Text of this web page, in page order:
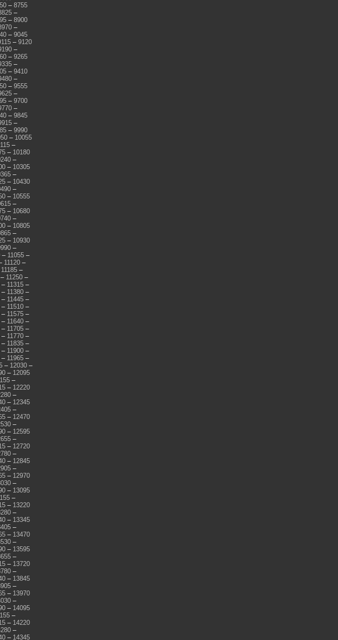
– 8755
–
– 8900
–
– 9045
– 9120
–
– 9265
–
– 9410
–
– 9555
–
– 9700
–
– 9845
–
– 9990
– 10055
–
– 10180
–
– 10305
–
– 10430
–
– 10555
–
– 10680
–
– 10805
–
– 10930
–
– 11055 –
11120 –
11185 –
– 11250 –
– 11315 –
– 11380 –
– 11445 –
– 11510 –
– 11575 –
– 11640 –
– 11705 –
– 11770 –
– 11835 –
– 11900 –
– 11965 –
– 12030 –
– 12095
–
– 12220
–
– 12345
–
– 12470
–
– 12595
–
– 12720
–
– 12845
–
– 12970
–
– 13095
–
– 13220
–
– 13345
–
– 13470
–
– 13595
–
– 13720
–
– 13845
–
– 13970
–
– 14095
–
– 14220
–
– 14345